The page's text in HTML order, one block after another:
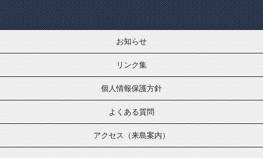
お知らせ
リンク集
個人情報保護方針
よくある質問
アクセス（来島案内）